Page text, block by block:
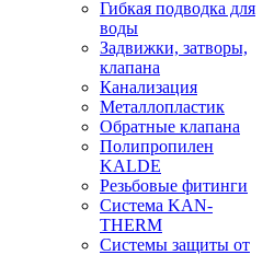
Гибкая подводка для
воды
Задвижки, затворы,
клапана
Канализация
Металлопластик
Обратные клапана
Полипропилен
KALDE
Резьбовые фитинги
Система KAN-
THERM
Системы защиты от